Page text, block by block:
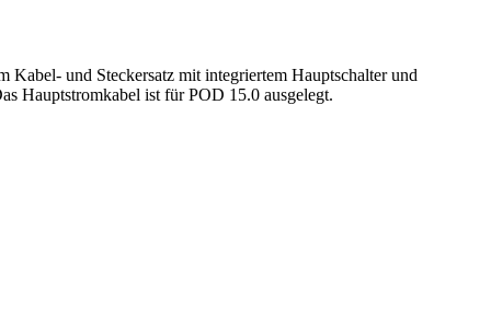
Kabel- und Steckersatz mit integriertem Hauptschalter und
Hauptstromkabel ist für POD 15.0 ausgelegt.